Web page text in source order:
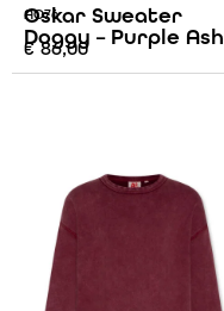
AO76
Oskar Sweater
Doggy – Purple Ash
€86,00